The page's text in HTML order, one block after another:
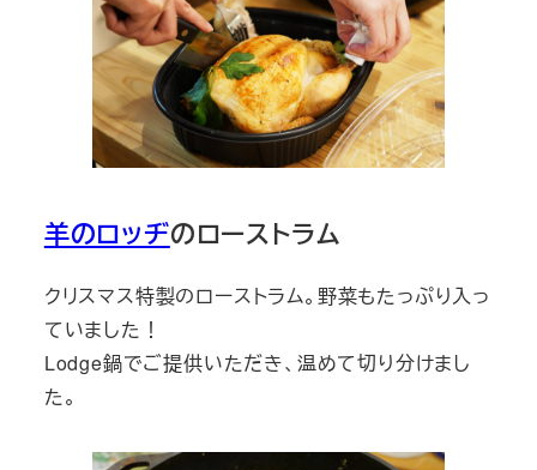
羊のロッヂのローストラム
クリスマス特製のローストラム。野菜もたっぷり入っ
ていました！
Lodge鍋でご提供いただき、温めて切り分けまし
た。